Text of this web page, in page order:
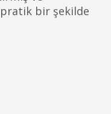
pratik bir şekilde